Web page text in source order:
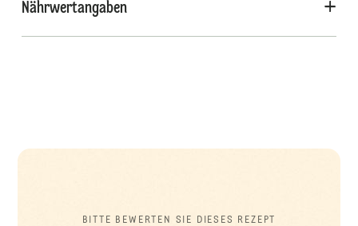
Nährwertangaben
BITTE BEWERTEN SIE DIESES REZEPT